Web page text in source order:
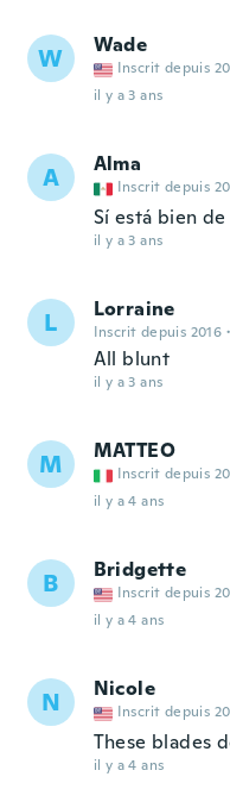
W Wade
Inscrit depuis
il y a 3 ans
A Alma
Inscrit depuis
Sí está bien
il y a 3 ans
L Lorraine
Inscrit depuis 2016 ·
All blunt
il y a 3 ans
M MATTEO
Inscrit depuis
il y a 4 ans
B Bridgette
Inscrit depuis
il y a 4 ans
N Nicole
Inscrit depuis
These blades
il y a 4 ans